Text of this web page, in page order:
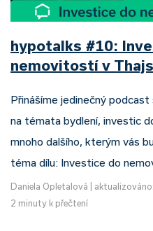
hypotalks #10:
nemovitostí v
Přinášíme jedinečný
na témata bydlení, investic
mnoho dalšího, kterým vás
téma dílu: Investice do
Daniela Opletalová
2 minuty k přečtení